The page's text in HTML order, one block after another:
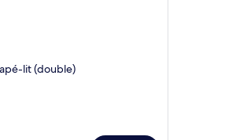
lit (double)